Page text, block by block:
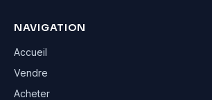
NAVIGATION
Accueil
Vendre
Acheter